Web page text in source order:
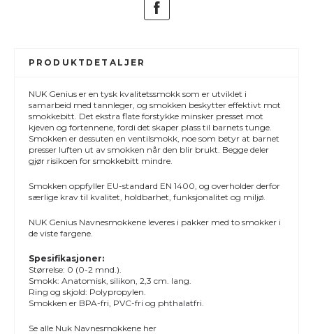
PRODUKTDETALJER
NUK Genius er en tysk kvalitetssmokk som er utviklet i
samarbeid med tannleger, og smokken beskytter effektivt mot
smokkebitt. Det ekstra flate forstykke minsker presset mot
kjeven og fortennene, fordi det skaper plass til barnets tunge.
Smokken er dessuten en ventilsmokk, noe som betyr at barnet
presser luften ut av smokken når den blir brukt. Begge deler
gjør risikoen for smokkebitt mindre.
Smokken oppfyller EU-standard EN 1400, og overholder derfor
særlige krav til kvalitet, holdbarhet, funksjonalitet og miljø.
NUK Genius Navnesmokkene leveres i pakker med to smokker i
de viste fargene.
Spesifikasjoner:
Størrelse: 0 (0-2 mnd.).
Smokk: Anatomisk, silikon, 2,3 cm. lang.
Ring og skjold: Polypropylen.
Smokken er BPA-fri, PVC-fri og phthalatfri.
Se alle Nuk Navnesmokkene her